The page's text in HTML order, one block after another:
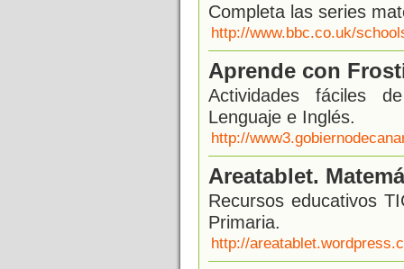
Completa las series
http://www.bbc.co.uk/
Aprende con
Actividades fáciles
Lenguaje e Inglés.
http://
Areatablet.
Recursos educativos
Primaria.
http://